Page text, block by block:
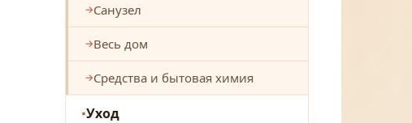
Санузел
Весь дом
Средства и бытовая химия
Уход